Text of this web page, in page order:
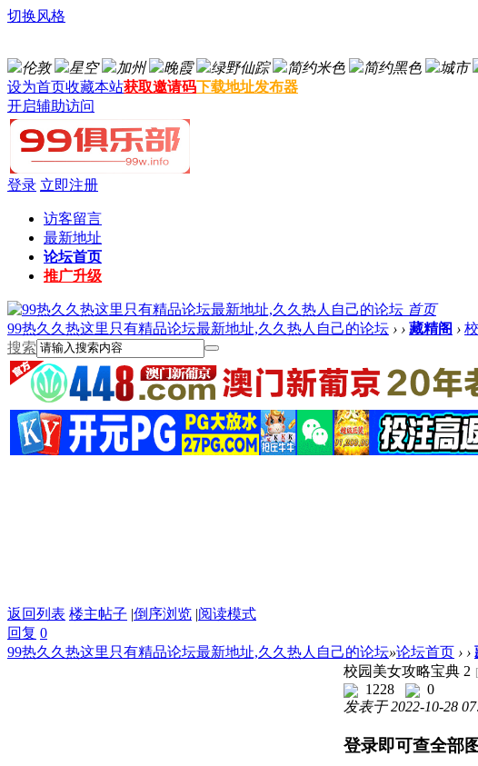
切换风格
伦敦 星空 加州 晚霞 绿野仙踪 简约米色 简约黑色 城市
设为首页收藏本站获取邀请码下载地址发布器
开启辅助访问
登录 立即注册
访客留言
最新地址
论坛首页
推广升级
首页
99热久久热这里只有精品论坛最新地址,久久热人自己的论坛 › › 藏精阁 ›
搜索
返回列表 楼主帖子 |倒序浏览 |阅读模式
回复 0
99热久久热这里只有精品论坛最新地址,久久热人自己的论坛»论坛首页 › ›
校园美女攻略宝典 2
1228
0
发表于 2022-10-28
登录即可查全部